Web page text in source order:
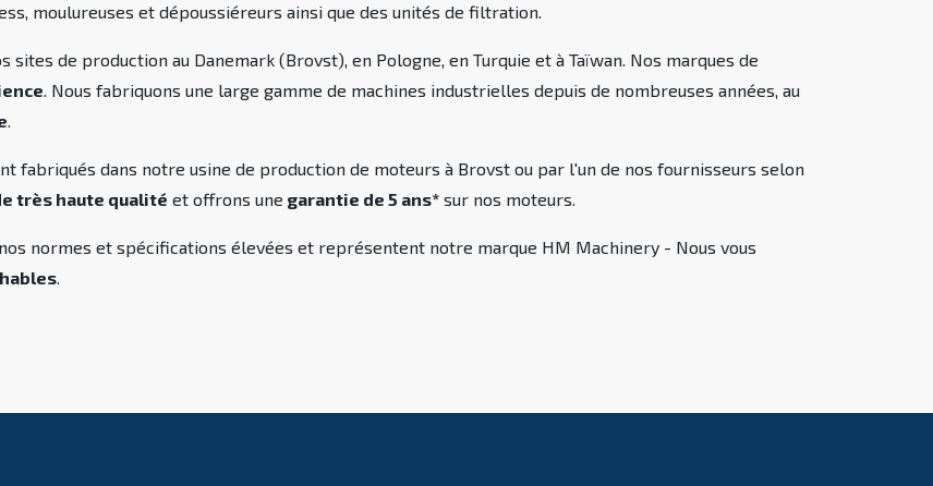
moulureuses et dépoussiéreurs ainsi que des unités de filtration.
de production au Danemark (Brovst), en Pologne, en Turquie et à Taïwan. Nos marques de
. Nous fabriquons une large gamme de machines industrielles depuis de nombreuses années, au
.
fabriqués dans notre usine de production de moteurs à Brovst ou par l'un de nos fournisseurs selon
très haute qualité et offrons une garantie de 5 ans* sur nos moteurs.
normes et spécifications élevées et représentent notre marque HM Machinery - Nous vous
.